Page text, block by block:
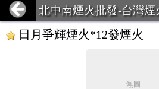
北中南煙火批發-台灣煙
日月爭輝煙火*12發煙火
無圖